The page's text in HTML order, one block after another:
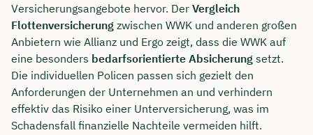
Versicherungsangebote hervor. Der Vergleich
Flottenversicherung zwischen WWK und anderen großen
Anbietern wie Allianz und Ergo zeigt, dass die WWK auf
eine besonders bedarfsorientierte Absicherung setzt.
Die individuellen Policen passen sich gezielt den
Anforderungen der Unternehmen an und verhindern
effektiv das Risiko einer Unterversicherung, was im
Schadensfall finanzielle Nachteile vermeiden hilft.